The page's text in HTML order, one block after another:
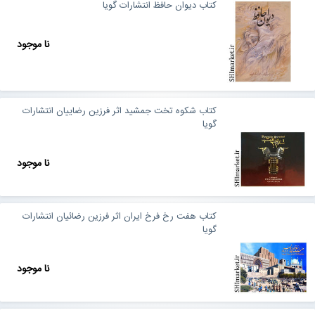
کتاب دیوان حافظ انتشارات گویا
نا موجود
کتاب شکوه تخت جمشید اثر فرزین رضاییان انتشارات
گویا
نا موجود
کتاب هفت رخ فرخ ایران اثر فرزین رضائیان انتشارات
گویا
نا موجود